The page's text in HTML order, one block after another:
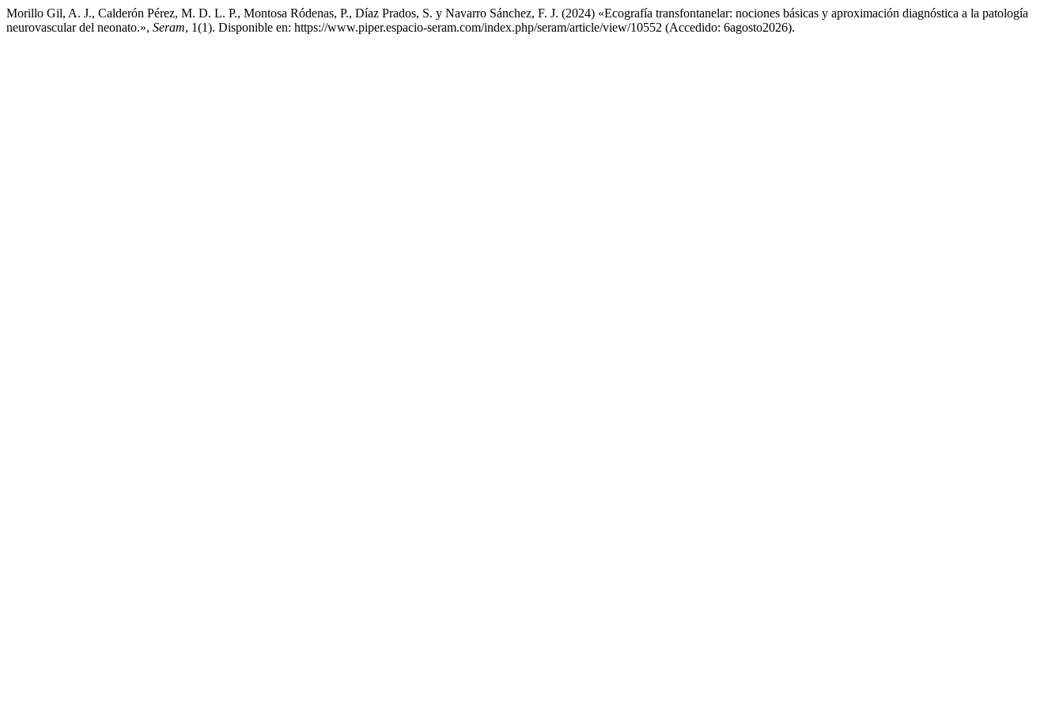
Morillo Gil, A. J., Calderón Pérez, M. D. L. P., Montosa Ródenas, P., Díaz Prados, S. y Navarro Sánchez, F. J. (2024) «Ecografía transfontanelar: nociones básicas y aproximación diagnóstica a la patología
neurovascular del neonato.», Seram, 1(1). Disponible en: https://www.piper.espacio-seram.com/index.php/seram/article/view/10552 (Accedido: 6agosto2026).